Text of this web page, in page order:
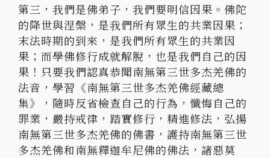
第三，我們是佛弟子，我們要明信因果。佛陀
的降世與涅槃，是我們所有眾生的共業因果；
末法時期的到來，是我們所有眾生的共業因
果；而學佛修行成就解脫，也是我們自己的因
果！只要我們認真恭聞南無第三世多杰羌佛的
法音，學習《南無第三世多杰羌佛經藏總
集》，隨時反省檢查自己的行為，懺悔自己的
罪業，嚴持戒律，踏實修行，精進修法，弘揚
南無第三世多杰羌佛的佛書，護持南無第三世
多杰羌佛和南無釋迦牟尼佛的佛法，諸惡莫